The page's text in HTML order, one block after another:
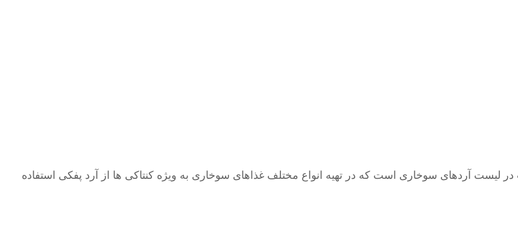
آردهای سوخاری است که در تهیه انواع مختلف غذاهای سوخاری به ویژه کنتاکی ها از آرد پفکی استفاده